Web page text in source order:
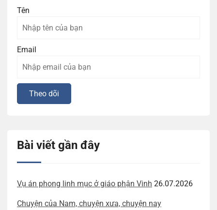
Tên
Email
Bài viết gần đây
Vụ án phong linh mục ở giáo phận Vinh 26.07.2026
Chuyện của Nam, chuyện xưa, chuyện nay